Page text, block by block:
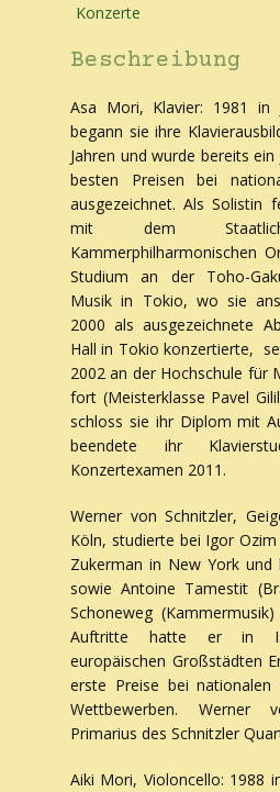
Konzerte
Beschreibung
Asa Mori, Klavier: 1981 in
begann sie ihre
Jahren und wurde bereits
besten Preisen bei
ausgezeichnet. Als Solistin
mit dem
Kammerphilharmonischen
Studium an der Toho-
Musik in Tokio, wo sie
2000 als ausgezeichnete
Hall in Tokio konzertierte,
2002 an der Hochschule für
fort (Meisterklasse Pavel
schloss sie ihr Diplom mit
beendete ihr
Konzertexamen 2011.
Werner von Schnitzler,
Köln, studierte bei Igor
Zukerman in New York
sowie Antoine Tamestit
Schoneweg
Auftritte hatte er in
europäischen Großstädten
erste Preise bei nationalen
Wettbewerben. Werner
Primarius des Schnitzler
Aiki Mori, Violoncello: 1988